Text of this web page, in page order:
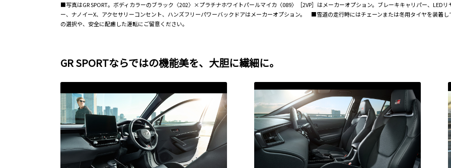
■写真はGR SPORT。ボディカラーのブラック〈202〉×プラチナホワイトパールマイカ〈089〉［2VP］はメーカーオプション。ブレーキキャリパー、LED
ー、ナノイーX、アクセサリーコンセント、ハンズフリーパワーバックドアはメーカーオプション。 ■雪道の走行時にはチェーンまたは冬用タイヤを装着
の選択や、安全に配慮した運転にご留意ください。
GR SPORTならではの機能美を、大胆に繊細に。